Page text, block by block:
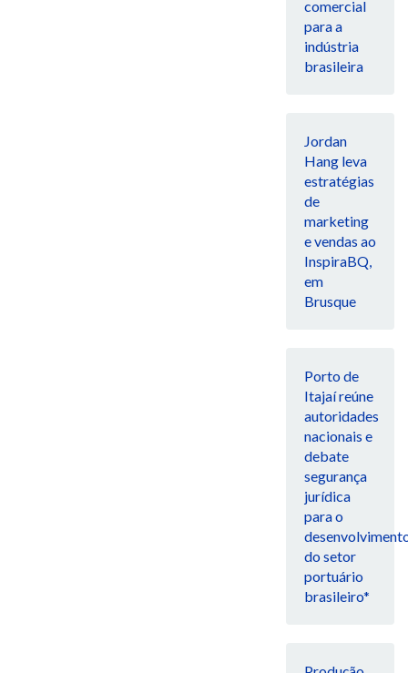
comercial
para a
indústria
brasileira
Jordan
Hang leva
estratégias
de
marketing
e vendas ao
InspiraBQ,
em
Brusque
Porto de
Itajaí reúne
autoridades
nacionais e
debate
segurança
jurídica
para o
do setor
portuário
brasileiro*